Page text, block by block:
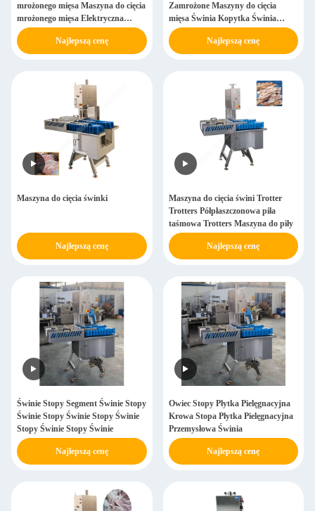
mrożonego mięsa Maszyna do cięcia
mrożonego mięsa Elektryczna
skraplacz mrożonego mięsa
Maszyna do cięcia mrożonego mięsa
Najlepszą cenę
Zamrożone Maszyny do cięcia
mięsa Świnia Kopytka Świnia
Półkrążek SUS 304 300-500 kg/h
Najlepszą cenę
Maszyna do cięcia świnki
Najlepszą cenę
Maszyna do cięcia świni Trotter
Trotters Półpłaszczonowa piła
taśmowa Trotters Maszyna do piły
Najlepszą cenę
Świnie Stopy Segment Świnie Stopy
Świnie Stopy Świnie Stopy Świnie
Stopy Świnie Stopy Świnie
Najlepszą cenę
Owiec Stopy Płytka Pielęgnacyjna
Krowa Stopa Płytka Pielęgnacyjna
Przemysłowa Świnia
Najlepszą cenę